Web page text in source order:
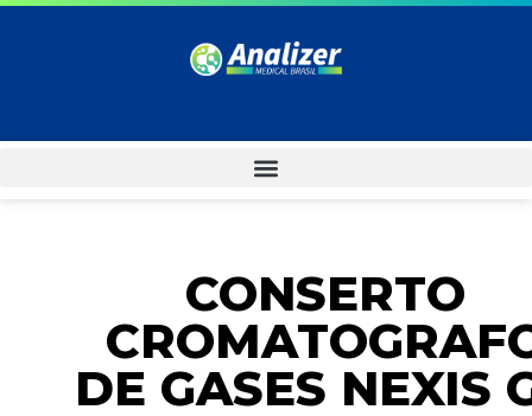
CONSERTO
DE GASES NEXIS